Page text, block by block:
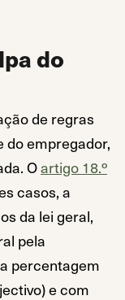
do
de regras
do empregador,
Oartigo 18.º
casos, a
da lei geral,
pela
percentagem
e com